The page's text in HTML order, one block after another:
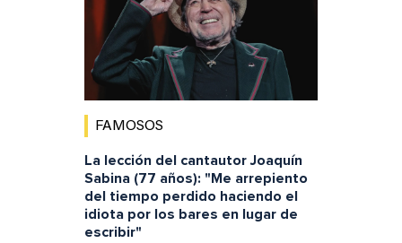
FAMOSOS
La lección del cantautor Joaquín
Sabina (77 años): "Me arrepiento
del tiempo perdido haciendo el
idiota por los bares en lugar de
escribir"